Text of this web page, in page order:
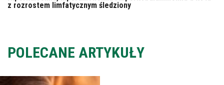
z rozrostem limfatycznym śledziony
POLECANE ARTYKUŁY